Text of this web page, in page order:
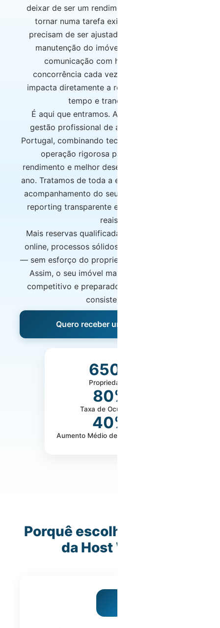
deixar de ser um rendimento simples para se
tornar numa tarefa exigente. Preços que
precisam de ser ajustados constantemente,
manutenção do imóvel, operação diária,
comunicação com hóspedes e uma
concorrência cada vez maior — tudo isto
impacta diretamente a rentabilidade e rouba
tempo e tranquilidade.
É aqui que entramos. A Host Wise oferece
gestão profissional de alojamento local em
Portugal, combinando tecnologia, experiência e
operação rigorosa para garantir mais
rendimento e melhor desempenho ao longo do
ano. Tratamos de toda a estratégia, operação e
acompanhamento do seu imóvel, sempre com
reporting transparente e foco em resultados
reais.
Mais reservas qualificadas, melhor reputação
online, processos sólidos e apoio permanente
— sem esforço do proprietário e sem surpresas.
Assim, o seu imóvel mantém-se valorizado,
competitivo e preparado para gerar receitas
consistentes.
Quero receber uma proposta
650+
Propriedades
80%
Taxa de Ocupação
40%
Aumento Médio de Rentabilidade
Porquê escolher a gestão
da Host Wise?